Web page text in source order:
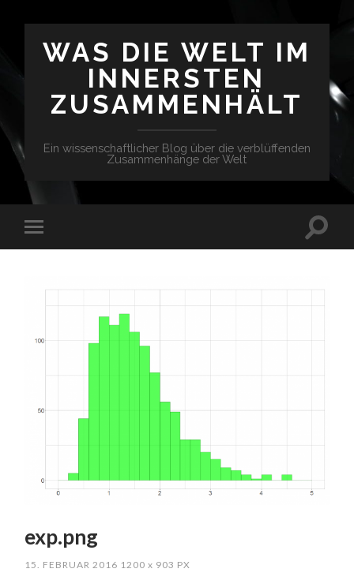
WAS DIE WELT IM
INNERSTEN
ZUSAMMENHÄLT
Ein wissenschaftlicher Blog über die verblüffenden
Zusammenhänge der Welt
exp.png
15. FEBRUAR 2016 1200x 903 PX